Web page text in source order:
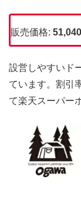
販売価格:
設営しやすいド
ています。割引
て楽天スーパー